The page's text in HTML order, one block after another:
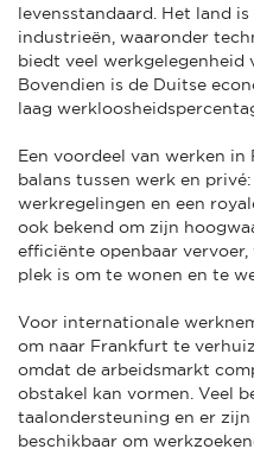
levensstandaard. Het land
industrieën, waaronder
biedt veel werkgelegenheid
Bovendien is de Duitse
laag
Een voordeel van werken
balans tussen werk en
werkregelingen en een
ook bekend om zijn
efficiënte openbaar
plek is om te wonen en te
Voor internationale
om naar Frankfurt te
omdat de arbeidsmarkt
obstakel kan vormen. Veel
taalondersteuning en er
beschikbaar om